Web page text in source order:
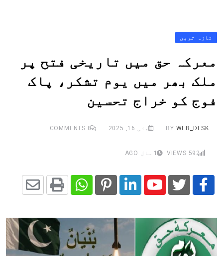
تازہ ترین
معرکہ حق میں تاریخی فتح پر
ملک بھر میں یوم تشکر، پاک
فوج کو خراج تحسین
BY WEB_DESK مئی 16, 2025 0
592 1 سال AGO
Youtube
LinkedIn
Pinterest
Whatsapp
Print
via
Email